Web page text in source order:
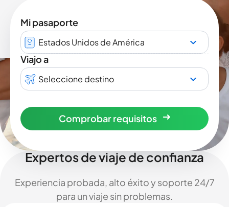
Mi pasaporte
Estados Unidos de América
Viajo a
Seleccione destino
Comprobar requisitos
Expertos de viaje de confianza
Experiencia probada, alto éxito y soporte 24/7
para un viaje sin problemas.